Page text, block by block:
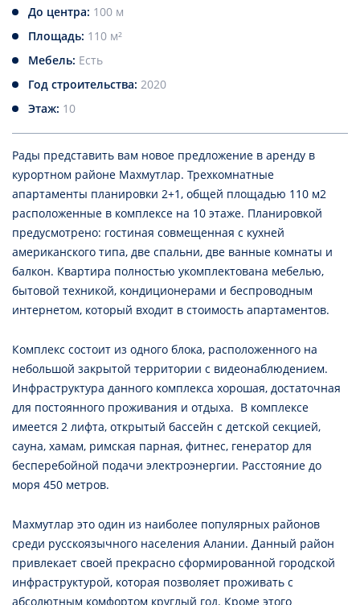
До центра: 100 м
Площадь: 110 м²
Мебель: Есть
Год строительства: 2020
Этаж: 10
Рады представить вам новое предложение в аренду в
курортном районе Махмутлар. Трехкомнатные
апартаменты планировки 2+1, общей площадью 110 м2
расположенные в комплексе на 10 этаже. Планировкой
предусмотрено: гостиная совмещенная с кухней
американского типа, две спальни, две ванные комнаты и
балкон. Квартира полностью укомплектована мебелью,
бытовой техникой, кондиционерами и беспроводным
интернетом, который входит в стоимость апартаментов.
Комплекс состоит из одного блока, расположенного на
небольшой закрытой территории с видеонаблюдением.
Инфраструктура данного комплекса хорошая, достаточная
для постоянного проживания и отдыха. В комплексе
имеется 2 лифта, открытый бассейн с детской секцией,
сауна, хамам, римская парная, фитнес, генератор для
бесперебойной подачи электроэнергии. Расстояние до
моря 450 метров.
Махмутлар это один из наиболее популярных районов
среди русскоязычного населения Алании. Данный район
привлекает своей прекрасно сформированной городской
инфраструктурой, которая позволяет проживать с
абсолютным комфортом круглый год. Кроме этого